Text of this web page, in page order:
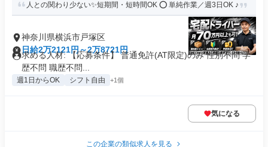
人との関わり少ない✨短期間・短時間OK ⭕️ 単純作業／週3日OK ♪
神奈川県横浜市戸塚区
日給2万2121円～2万8721円
求める人材: 【応募条件】 普通免許(AT限定)のみ 性別不問 学
歴不問 職歴不問...
週1日からOK シフト自由 +1個
気になる
この企業の類似求人を見る